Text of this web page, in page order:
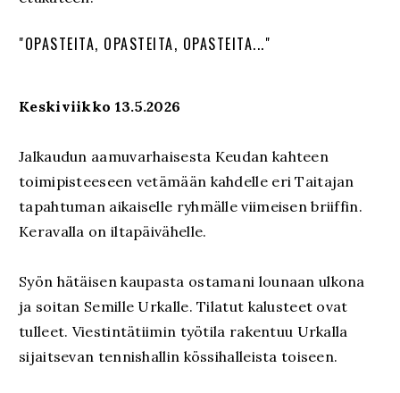
"OPASTEITA, OPASTEITA, OPASTEITA..."
Keskiviikko 13.5.2026
Jalkaudun aamuvarhaisesta Keudan kahteen
toimipisteeseen vetämään kahdelle eri Taitajan
tapahtuman aikaiselle ryhmälle viimeisen briiffin.
Keravalla on iltapäivähelle.
Syön hätäisen kaupasta ostamani lounaan ulkona
ja soitan Semille Urkalle. Tilatut kalusteet ovat
tulleet. Viestintätiimin työtila rakentuu Urkalla
sijaitsevan tennishallin kössihalleista toiseen.